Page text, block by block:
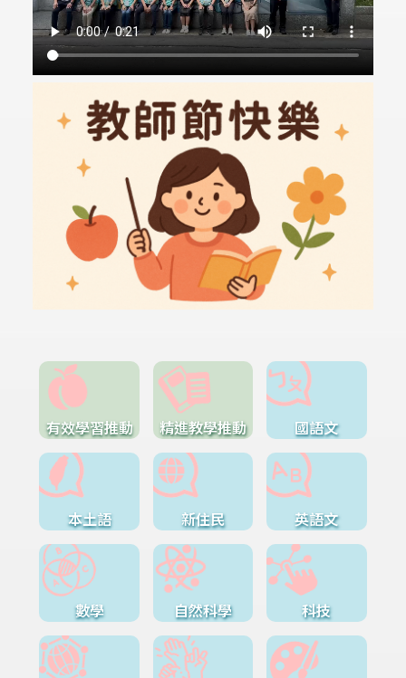
有效學習推動 精進教學推動 國語文
本土語 新住民 英語文
數學 自然科學 科技